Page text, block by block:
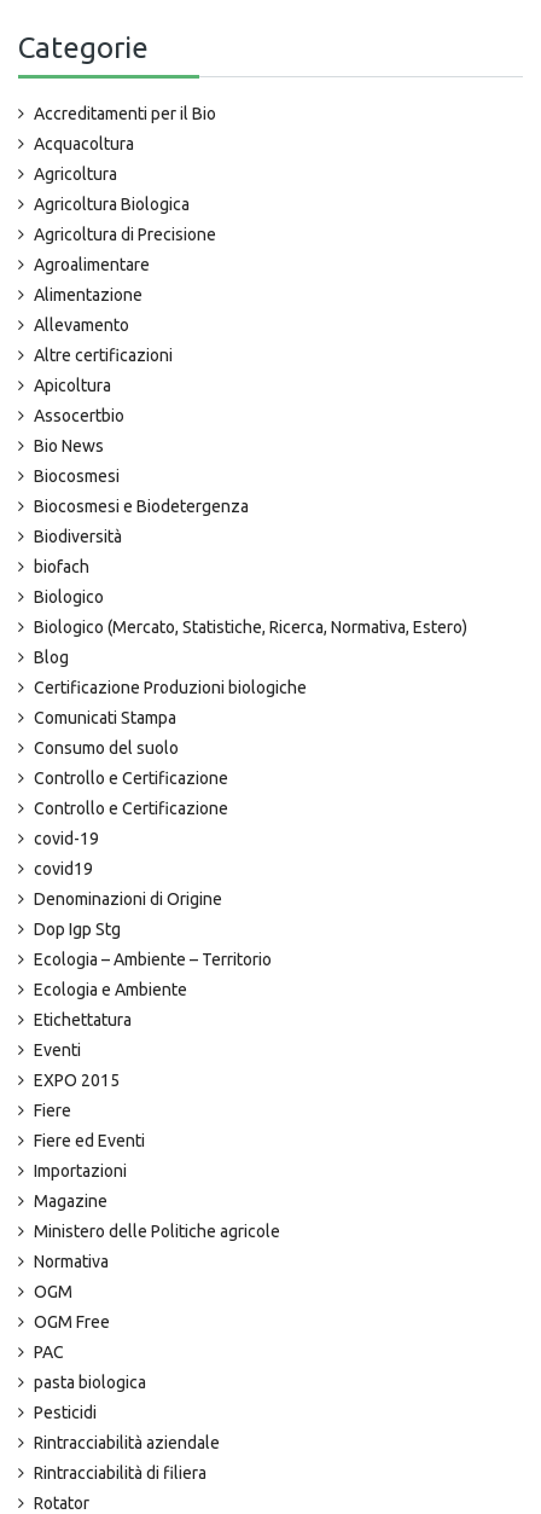
Categorie
Accreditamenti per il Bio
Acquacoltura
Agricoltura
Agricoltura Biologica
Agricoltura di Precisione
Agroalimentare
Alimentazione
Allevamento
Altre certificazioni
Apicoltura
Assocertbio
Bio News
Biocosmesi
Biocosmesi e Biodetergenza
Biodiversità
biofach
Biologico
Biologico (Mercato, Statistiche, Ricerca, Normativa, Estero)
Blog
Certificazione Produzioni biologiche
Comunicati Stampa
Consumo del suolo
Controllo e Certificazione
Controllo e Certificazione
covid-19
covid19
Denominazioni di Origine
Dop Igp Stg
Ecologia – Ambiente – Territorio
Ecologia e Ambiente
Etichettatura
Eventi
EXPO 2015
Fiere
Fiere ed Eventi
Importazioni
Magazine
Ministero delle Politiche agricole
Normativa
OGM
OGM Free
PAC
pasta biologica
Pesticidi
Rintracciabilità aziendale
Rintracciabilità di filiera
Rotator